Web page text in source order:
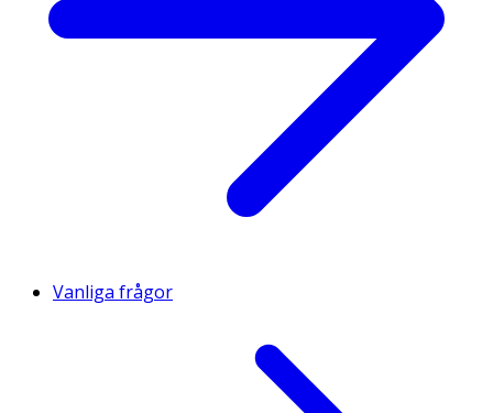
Vanliga frågor